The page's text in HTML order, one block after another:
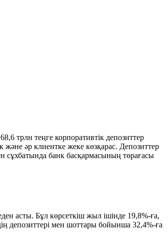
трлн теңге корпоративтік депозиттер
және әр клиентке жеке көзқарас. Депозиттер
сұхбатында банк басқармасының төрағасы
асты. Бұл көрсеткіш жыл ішінде 19,8%-ға,
депозиттері мен шоттары бойынша 32,4%-ға